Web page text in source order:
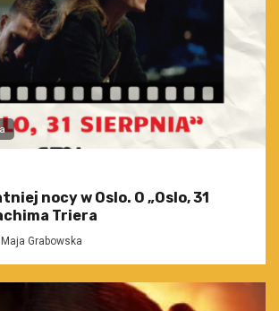
nocy w Oslo. O „Oslo, 31
Triera
Maja Grabowska